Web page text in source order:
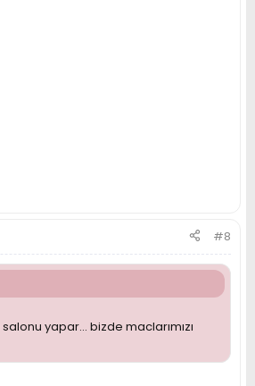
#8
yapar... bizde maclarımızı